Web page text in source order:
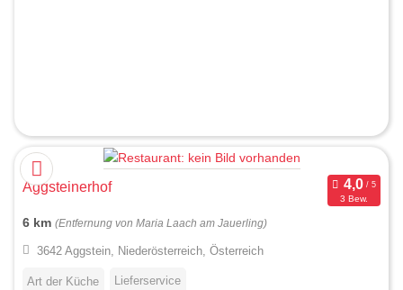
Aggsteinerhof
3 Bew.
6 km (Entfernung von Maria Laach am Jauerling)
3642 Aggstein, Niederösterreich, Österreich
Art der Küche Lieferservice